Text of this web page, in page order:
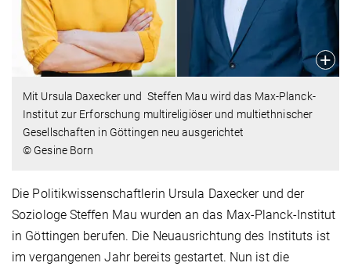
Mit Ursula Daxecker und Steffen Mau wird das Max-Planck-
Institut zur Erforschung multireligiöser und multiethnischer
Gesellschaften in Göttingen neu ausgerichtet
© Gesine Born
Die Politikwissenschaftlerin Ursula Daxecker und der
Soziologe Steffen Mau wurden an das Max-Planck-Institut
in Göttingen berufen. Die Neuausrichtung des Instituts ist
im vergangenen Jahr bereits gestartet. Nun ist die